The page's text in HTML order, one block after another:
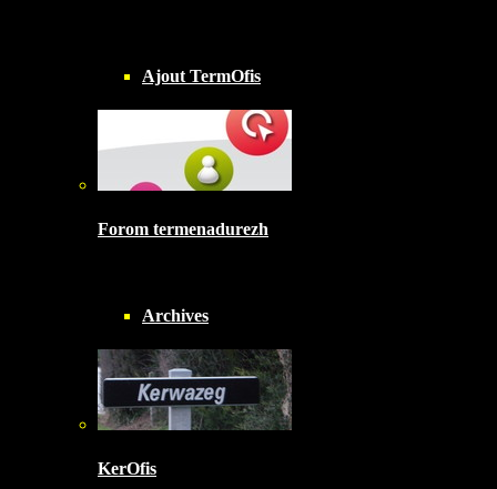
Ajout TermOfis
Forom termenadurezh
Archives
KerOfis